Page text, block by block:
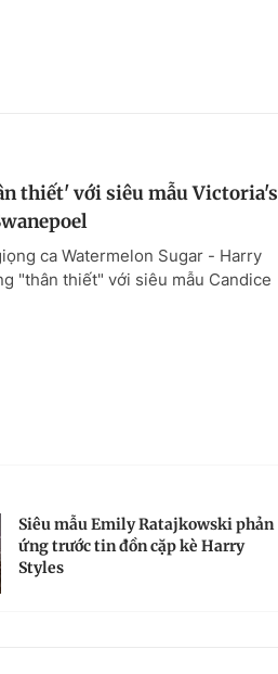
thiết' với siêu mẫu Victoria's
ca Watermelon Sugar - Harry
"thân thiết" với siêu mẫu Candice
Siêu mẫu Emily Ratajkowski phản
ứng trước tin đồn cặp kè Harry
Styles